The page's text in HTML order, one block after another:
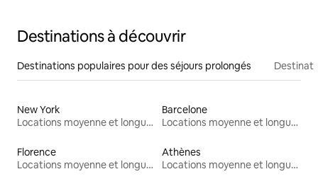
Destinations à découvrir
Destinations populaires pour des séjours prolongés
New York
Locations moyenne et longue durée
Barcelone
Locations moyenne et longue durée
Florence
Locations moyenne et longue durée
Athènes
Locations moyenne et longue durée